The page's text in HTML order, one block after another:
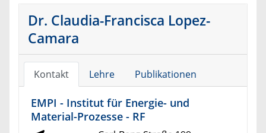
Dr. Claudia-Francisca Lopez-
Camara
Kontakt Lehre Publikationen
EMPI - Institut für Energie- und
Material-Prozesse - RF